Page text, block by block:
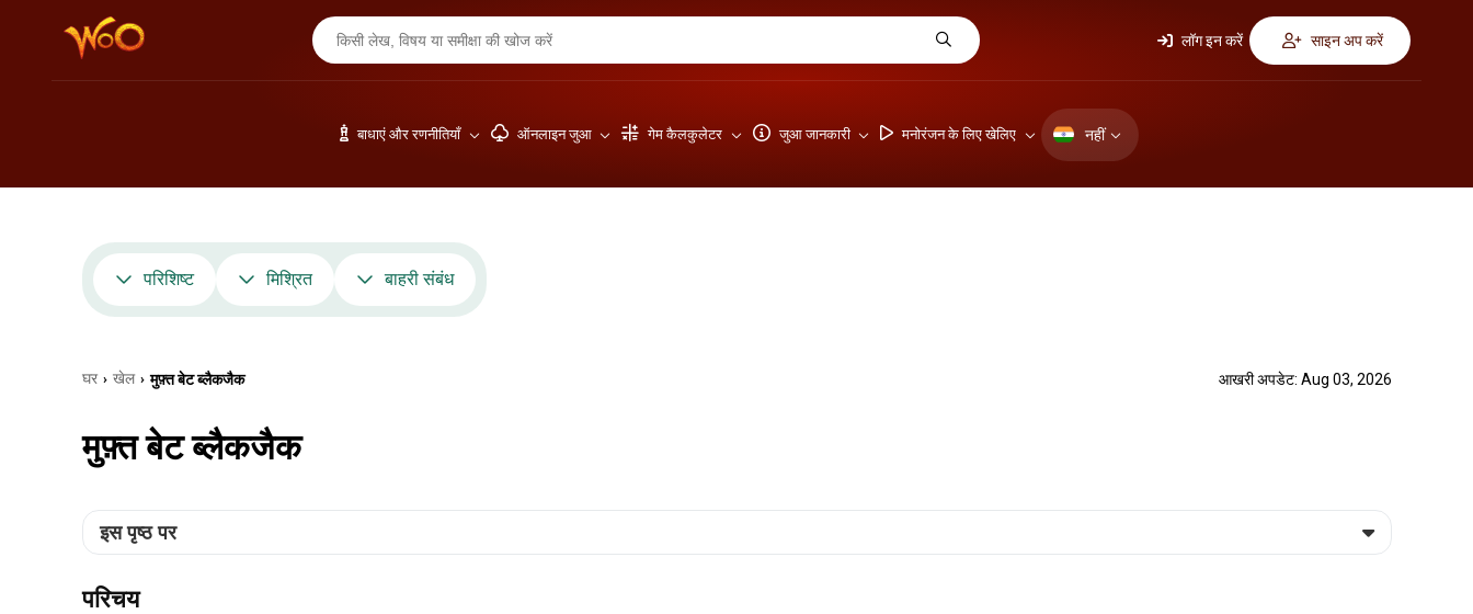
लॉग इन करें साइन अप करें
बाधाएं और रणनीतियाँ ऑनलाइन जुआ गेम कैलकुलेटर जुआ जानकारी मनोरंजन के लिए खेलिए नहीं
परिशिष्ट मिश्रित बाहरी संबंध
घर › खेल › मुफ़्त बेट ब्लैकजैक आखरी अपडेट: Aug 03, 2026
मुफ़्त बेट ब्लैकजैक
इस पृष्ठ पर
परिचय